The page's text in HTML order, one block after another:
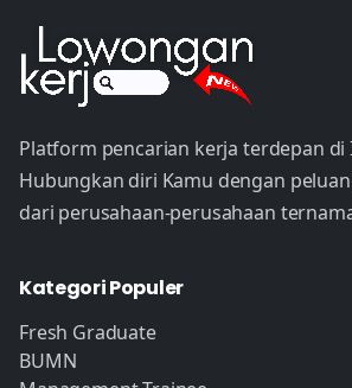
Platform pencarian kerja terdepan di
Hubungkan diri Kamu dengan
dari perusahaan-perusahaan
Kategori Populer
Fresh Graduate
BUMN